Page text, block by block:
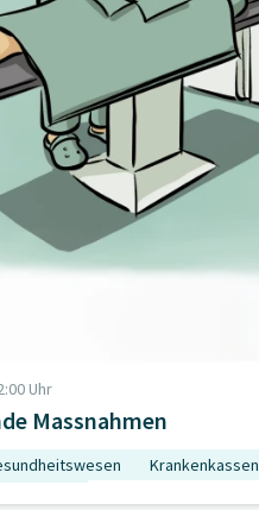
Uhr
Massnahmen
Krankenkassen